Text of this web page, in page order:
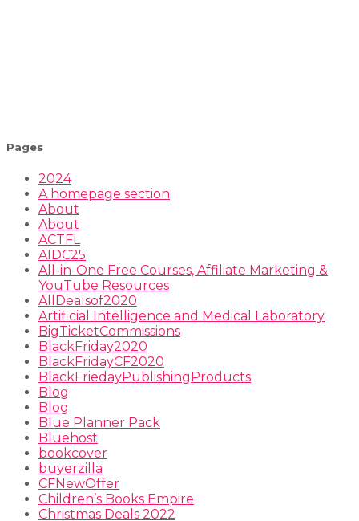
Pages
2024
A homepage section
About
About
ACTFL
AIDC25
All-in-One Free Courses, Affiliate Marketing &
YouTube Resources
AllDealsof2020
Artificial Intelligence and Medical Laboratory
BigTicketCommissions
BlackFriday2020
BlackFridayCF2020
BlackFriedayPublishingProducts
Blog
Blog
Blue Planner Pack
Bluehost
bookcover
buyerzilla
CFNewOffer
Children’s Books Empire
Christmas Deals 2022